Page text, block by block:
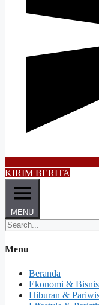
KIRIM BERITA
MENU
Menu
Beranda
Ekonomi & Bisnis
Hiburan &